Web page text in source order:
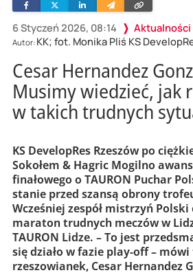
6 Styczeń 2026, 08:14 Aktualności
Autor: KK; fot. Monika Pliś KS
FacebookTwitterLinkedinWyślij
e-
Skopiuj
link
Cesar Hernandez
Musimy wiedzieć, jak
w takich trudnych
KS DevelopRes Rzeszów po
Sokołem & Hagric Mogilno
finałowego o TAURON Puchar
stanie przed szansą obrony
Wcześniej zespół mistrzyń
maraton trudnych meczów w
TAURON Lidze. – To jest
się działo w fazie play-off –
rzeszowianek, Cesar Hernandez